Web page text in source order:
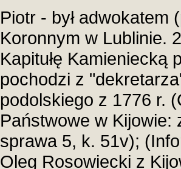
Piotr - był adwokatem
Koronnym w Lublinie.
Kapitułę Kamieniecką
pochodzi z
podolskiego z 1776 r.
Państwowe w Kijowie:
sprawa 5, k. 51v);
Oleg Rosowiecki z